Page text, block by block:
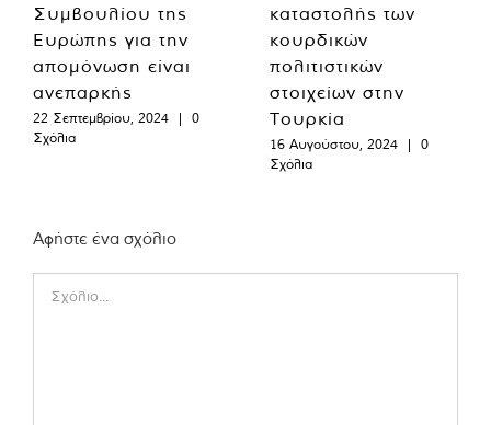
Συμβουλίου της
Ευρώπης για την
απομόνωση είναι
ανεπαρκής
22 Σεπτεμβρίου, 2024 |
0
Σχόλια
καταστολής των
κουρδικών
πολιτιστικών
στοιχείων στην
Τουρκία
16 Αυγούστου, 2024 |
0
Σχόλια
Αφήστε ένα σχόλιο